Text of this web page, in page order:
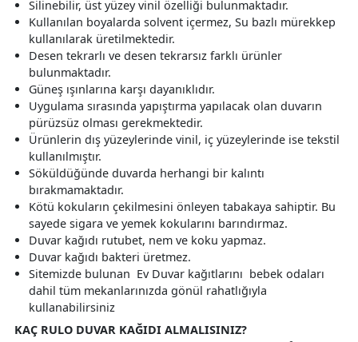
Silinebilir, üst yüzey vinil özelliği bulunmaktadır.
Kullanılan boyalarda solvent içermez, Su bazlı mürekkep
kullanılarak üretilmektedir.
Desen tekrarlı ve desen tekrarsız farklı ürünler
bulunmaktadır.
Güneş ışınlarına karşı dayanıklıdır.
Uygulama sırasında yapıştırma yapılacak olan duvarın
pürüzsüz olması gerekmektedir.
Ürünlerin dış yüzeylerinde vinil, iç yüzeylerinde ise tekstil
kullanılmıştır.
Söküldüğünde duvarda herhangi bir kalıntı
bırakmamaktadır.
Kötü kokuların çekilmesini önleyen tabakaya sahiptir. Bu
sayede sigara ve yemek kokularını barındırmaz.
Duvar kağıdı rutubet, nem ve koku yapmaz.
Duvar kağıdı bakteri üretmez.
Sitemizde bulunan Ev Duvar kağıtlarını bebek odaları
dahil tüm mekanlarınızda gönül rahatlığıyla
kullanabilirsiniz
KAÇ RULO DUVAR KAĞIDI ALMALISINIZ?